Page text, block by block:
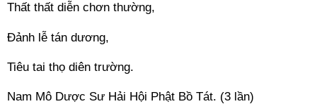
Thất thất diễn chơn thường,
Đảnh lễ tán dương,
Tiêu tai thọ diên trường.
Nam Mô Dược Sư Hải Hội Phật Bồ Tát. (3 lần)